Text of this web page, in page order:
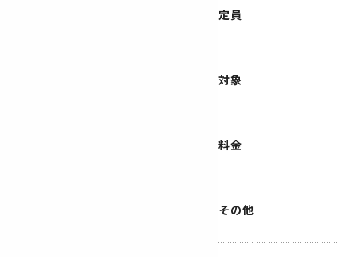
定員
対象
料金
その他